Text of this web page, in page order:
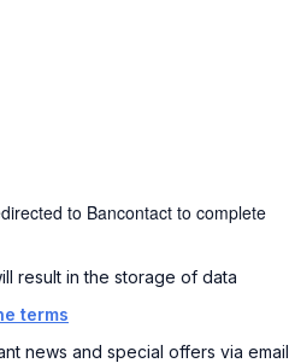
to Bancontact to complete
result in the storage of data
terms
news and special offers via email